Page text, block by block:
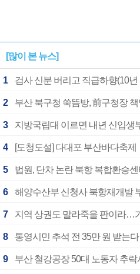
[많이 본 뉴스]
1
2 부산 북구청 쑥뜸방, 前구청장
3 지방국립대 이르면 내년 신입생
4 [도청도설] 다대포 부산바다축제
5 법원, 단차 논란 북항 복합환승
6 해양수산부 신청사 북항재개발
7 지역 상권도 말라죽을 판이라…
8 통영시민 추석 전 35만 원 받는다
9 부산 철강공장 50대 노동자 추락